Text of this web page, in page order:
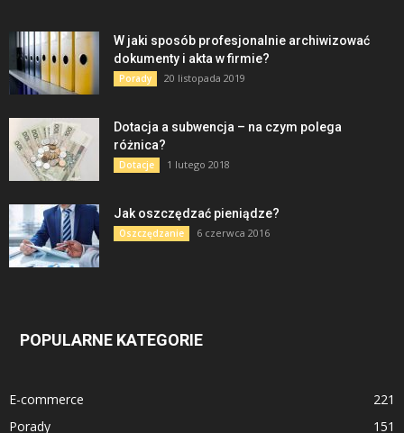
W jaki sposób profesjonalnie archiwizować
dokumenty i akta w firmie?
Porady 20 listopada 2019
Dotacja a subwencja – na czym polega
różnica?
Dotacje 1 lutego 2018
Jak oszczędzać pieniądze?
Oszczędzanie 6 czerwca 2016
POPULARNE KATEGORIE
E-commerce
221
Porady
151